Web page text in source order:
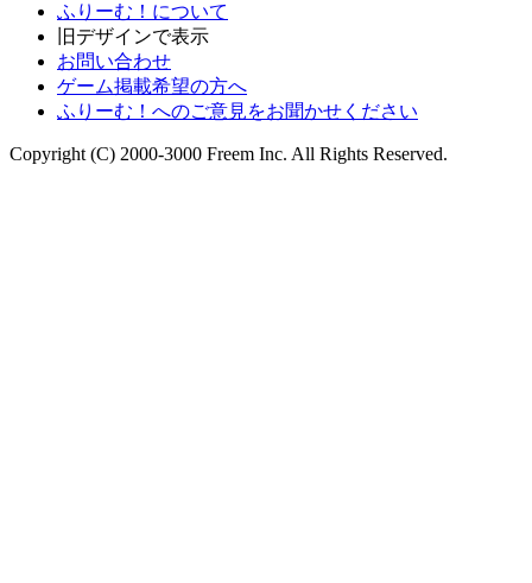
ふりーむ！について
旧デザインで表示
お問い合わせ
ゲーム掲載希望の方へ
ふりーむ！へのご意見をお聞かせください
Copyright (C) 2000-3000 Freem Inc. All Rights Reserved.